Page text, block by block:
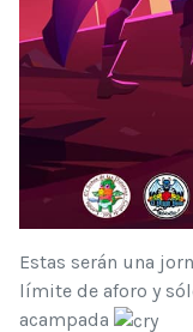
Estas serán una
límite de aforo y
acampada